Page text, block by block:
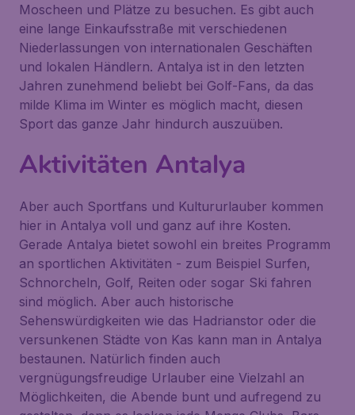
Moscheen und Plätze zu besuchen. Es gibt auch
eine lange Einkaufsstraße mit verschiedenen
Niederlassungen von internationalen Geschäften
und lokalen Händlern. Antalya ist in den letzten
Jahren zunehmend beliebt bei Golf-Fans, da das
milde Klima im Winter es möglich macht, diesen
Sport das ganze Jahr hindurch auszuüben.
Aktivitäten Antalya
Aber auch Sportfans und Kultururlauber kommen
hier in Antalya voll und ganz auf ihre Kosten.
Gerade Antalya bietet sowohl ein breites Programm
an sportlichen Aktivitäten - zum Beispiel Surfen,
Schnorcheln, Golf, Reiten oder sogar Ski fahren
sind möglich. Aber auch historische
Sehenswürdigkeiten wie das Hadrianstor oder die
versunkenen Städte von Kas kann man in Antalya
bestaunen. Natürlich finden auch
vergnügungsfreudige Urlauber eine Vielzahl an
Möglichkeiten, die Abende bunt und aufregend zu